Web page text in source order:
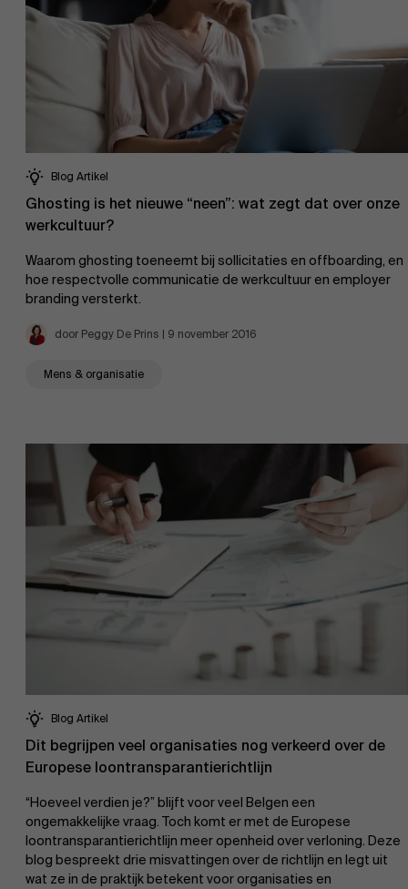
Blog Artikel
Ghosting is het nieuwe “neen”: wat zegt dat over onze
werkcultuur?
Waarom ghosting toeneemt bij sollicitaties en offboarding, en
hoe respectvolle communicatie de werkcultuur en employer
branding versterkt.
door Peggy De Prins | 9 november 2016
Mens & organisatie
Blog Artikel
Dit begrijpen veel organisaties nog verkeerd over de
Europese loontransparantierichtlijn
“Hoeveel verdien je?” blijft voor veel Belgen een
ongemakkelijke vraag. Toch komt er met de Europese
loontransparantierichtlijn meer openheid over verloning. Deze
blog bespreekt drie misvattingen over de richtlijn en legt uit
wat ze in de praktijk betekent voor organisaties en